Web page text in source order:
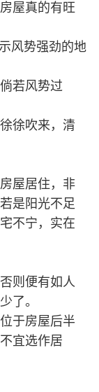
屋真的有旺
风势强劲的地
若风势过
徐吹来，清
屋居住，非
是阳光不足
不宁，实在
则便有如人
了。
于房屋后半
宜选作居